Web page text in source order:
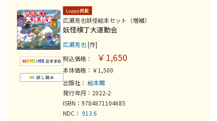
Luppy掲載
広瀬克也妖怪絵本セット（増補）
妖怪横丁大運動会
広瀬克也[作]
税込価格：
￥1,650
本体価格：￥1,500
出版社： 絵本館
発行年月：2022-2
ISBN：9784871104685
NDC： 913.6